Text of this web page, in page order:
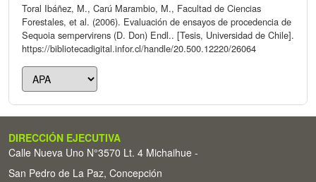
Toral Ibáñez, M., Carú Marambio, M., Facultad de Ciencias
Forestales, et al. (2006). Evaluación de ensayos de procedencia de
Sequoia sempervirens (D. Don) Endl.. [Tesis, Universidad de Chile].
https://bibliotecadigital.infor.cl/handle/20.500.12220/26064
DIRECCIÓN EJECUTIVA
Calle Nueva Uno N°3570 Lt. 4 Michaihue -
San Pedro de La Paz, Concepción